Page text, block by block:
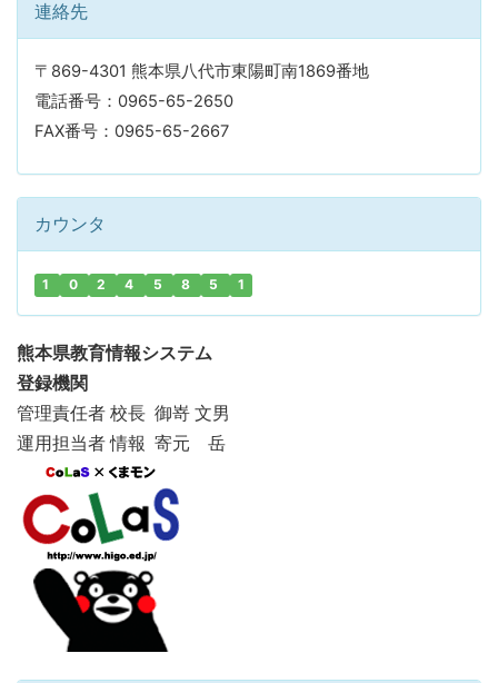
連絡先
〒869-4301 熊本県八代市東陽町南1869番地
電話番号：0965-65-2650
FAX番号：0965-65-2667
カウンタ
1 0 2 4 5 8 5 1
熊本県教育情報システム
登録機関
管理責任者 校長 御嵜 文男
運用担当者 情報 寄元 岳